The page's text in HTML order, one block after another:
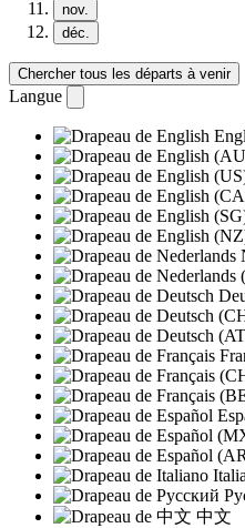
nov.
déc.
Chercher tous les départs à venir
Langue
中文